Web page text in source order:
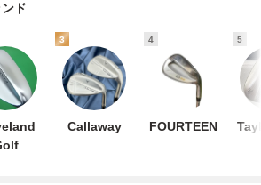
ド
3
Callaway
4
FOURTEEN
5